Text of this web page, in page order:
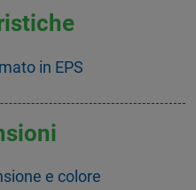
in EPS
e colore